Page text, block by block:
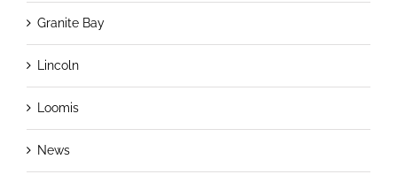
Granite Bay
Lincoln
Loomis
News